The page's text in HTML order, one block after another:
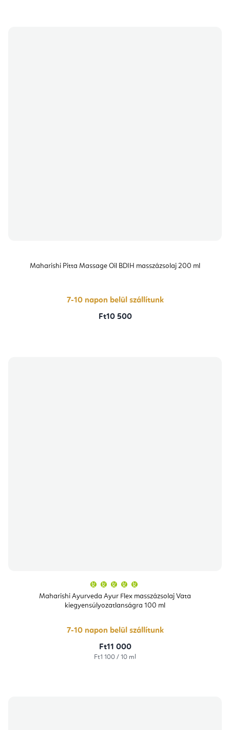
Maharishi Pitta Massage Oil BDIH masszázsolaj 200 ml
7-10 napon belül szállítunk
Ft10 500
Maharishi Ayurveda Ayur Flex masszázsolaj Vata
kiegyensúlyozatlanságra 100 ml
átlagos
értékelése
5-
csillag.
7-10 napon belül szállítunk
Ft11 000
Egységár:
Ft1 100 / 10 ml